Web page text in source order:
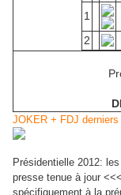
1
2
JOKER + FDJ derniers
Présidentielle 2012:
presse tenue à jour
spécifiquement à la